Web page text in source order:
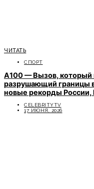
ЧИТАТЬ
СПОРТ
A100 — Вызов, который
разрушающий границы
новые рекорды России,
CELEBRITYTV
17 ИЮНЯ, 2026